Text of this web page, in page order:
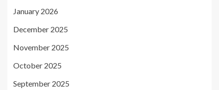
January 2026
December 2025
November 2025
October 2025
September 2025